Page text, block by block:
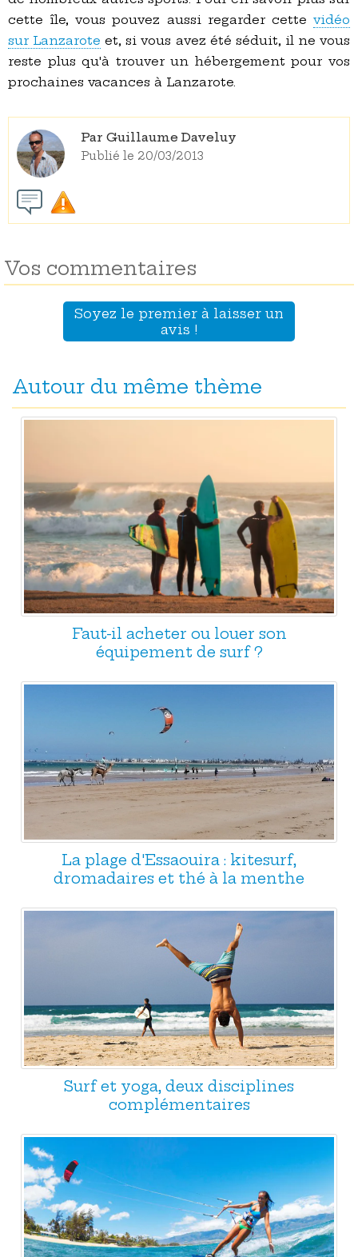
cette île, vous pouvez aussi regarder cette vidéo
sur Lanzarote et, si vous avez été séduit, il ne vous
reste plus qu'à trouver un hébergement pour vos
prochaines vacances à Lanzarote.
Par Guillaume Daveluy
Publié le 20/03/2013
Vos commentaires
Soyez le premier à laisser un
avis !
Autour du même thème
Faut-il acheter ou louer son
équipement de surf ?
La plage d'Essaouira : kitesurf,
dromadaires et thé à la menthe
Surf et yoga, deux disciplines
complémentaires